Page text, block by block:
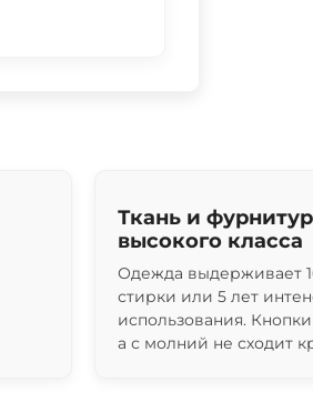
Ткань и
высокого класса
Одежда выдерживает
стирки или 5 лет
использования.
а с молний не сходит